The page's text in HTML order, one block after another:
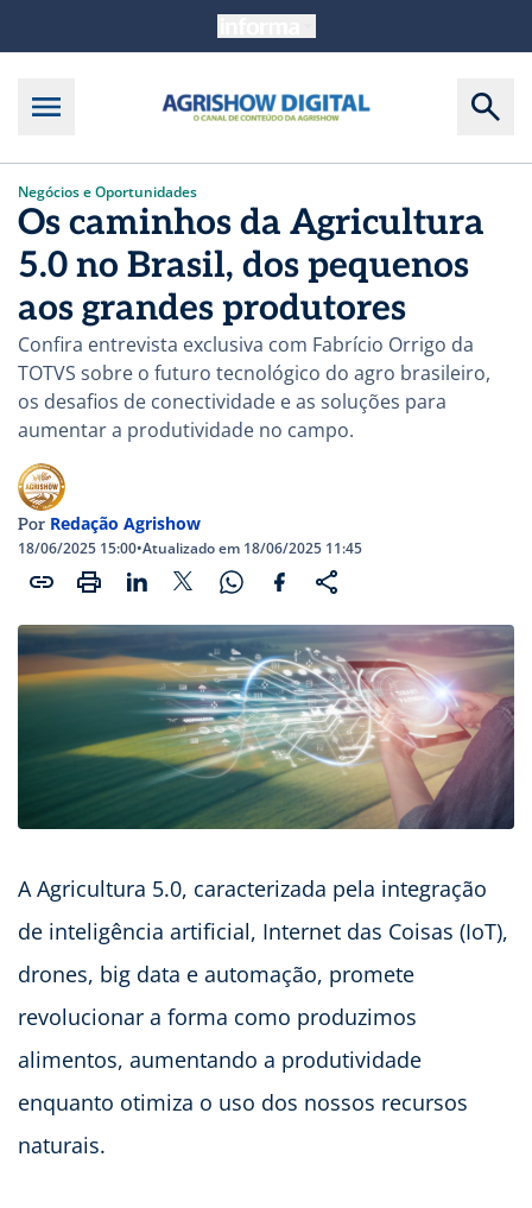
Negócios e Oportunidades
Os caminhos da Agricultura
5.0 no Brasil, dos pequenos
aos grandes produtores
Confira entrevista exclusiva com Fabrício Orrigo da
TOTVS sobre o futuro tecnológico do agro brasileiro,
os desafios de conectividade e as soluções para
aumentar a produtividade no campo.
Por Redação Agrishow
18/06/2025 15:00•Atualizado em 18/06/2025 11:45
A Agricultura 5.0, caracterizada pela integração
de inteligência artificial, Internet das Coisas (IoT),
drones, big data e automação, promete
revolucionar a forma como produzimos
alimentos, aumentando a produtividade
enquanto otimiza o uso dos nossos recursos
naturais.